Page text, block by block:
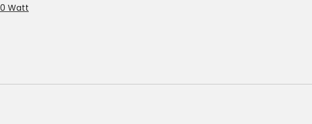
Watt